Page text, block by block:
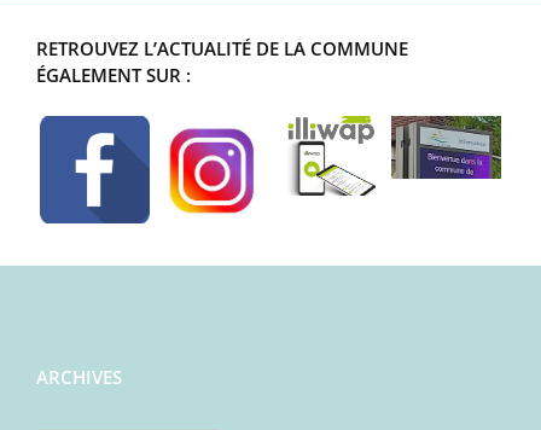
RETROUVEZ L’ACTUALITÉ DE LA COMMUNE
ÉGALEMENT SUR :
ARCHIVES